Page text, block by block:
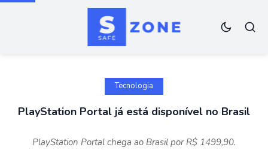
Tecnologia
PlayStation Portal já está disponível no Brasil
PlayStation Portal chega ao Brasil por R$ 1499,90.